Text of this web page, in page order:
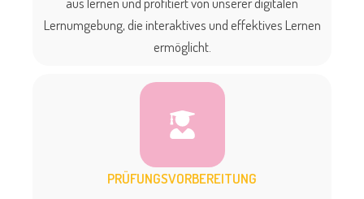
Lernumgebung, die interaktives und effektives Lernen
ermöglicht.
PRÜFUNGSVORBEREITUNG